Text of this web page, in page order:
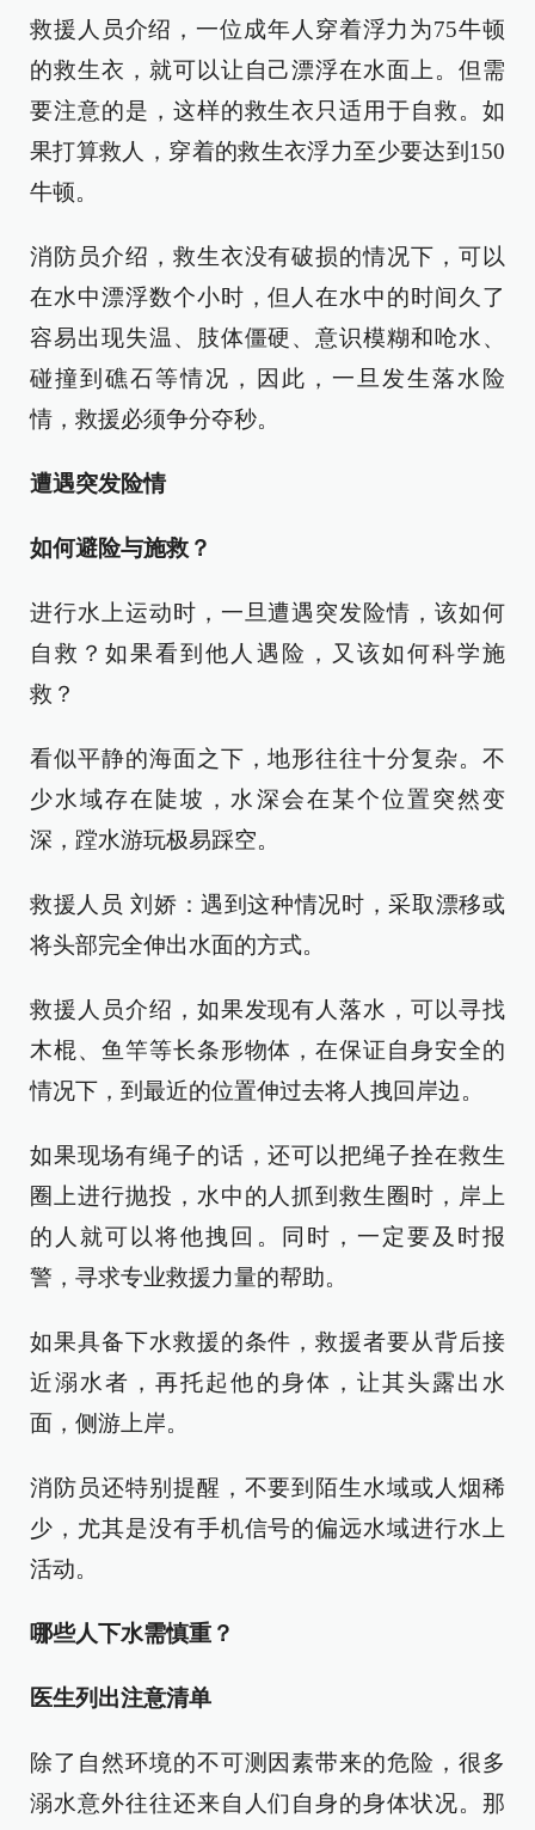
救援人员介绍，一位成年人穿着浮力为75牛顿
的救生衣，就可以让自己漂浮在水面上。但需
要注意的是，这样的救生衣只适用于自救。如
果打算救人，穿着的救生衣浮力至少要达到150
牛顿。
消防员介绍，救生衣没有破损的情况下，可以
在水中漂浮数个小时，但人在水中的时间久了
容易出现失温、肢体僵硬、意识模糊和呛水、
碰撞到礁石等情况，因此，一旦发生落水险
情，救援必须争分夺秒。
遭遇突发险情
如何避险与施救？
进行水上运动时，一旦遭遇突发险情，该如何
自救？如果看到他人遇险，又该如何科学施
救？
看似平静的海面之下，地形往往十分复杂。不
少水域存在陡坡，水深会在某个位置突然变
深，蹚水游玩极易踩空。
救援人员 刘娇：遇到这种情况时，采取漂移或
将头部完全伸出水面的方式。
救援人员介绍，如果发现有人落水，可以寻找
木棍、鱼竿等长条形物体，在保证自身安全的
情况下，到最近的位置伸过去将人拽回岸边。
如果现场有绳子的话，还可以把绳子拴在救生
圈上进行抛投，水中的人抓到救生圈时，岸上
的人就可以将他拽回。同时，一定要及时报
警，寻求专业救援力量的帮助。
如果具备下水救援的条件，救援者要从背后接
近溺水者，再托起他的身体，让其头露出水
面，侧游上岸。
消防员还特别提醒，不要到陌生水域或人烟稀
少，尤其是没有手机信号的偏远水域进行水上
活动。
哪些人下水需慎重？
医生列出注意清单
除了自然环境的不可测因素带来的危险，很多
溺水意外往往还来自人们自身的身体状况。那